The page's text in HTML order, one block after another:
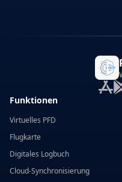
Funktionen
Virtuelles PFD
Flugkarte
Digitales Logbuch
Cloud-Synchronisierung